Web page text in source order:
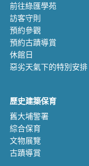
前往綠匯學苑
訪客守則
預約參觀
預約古蹟導賞
休館日
惡劣天氣下的特別安排
歷史建築保育
舊大埔警署
綜合保育
文物展覽
古蹟導賞